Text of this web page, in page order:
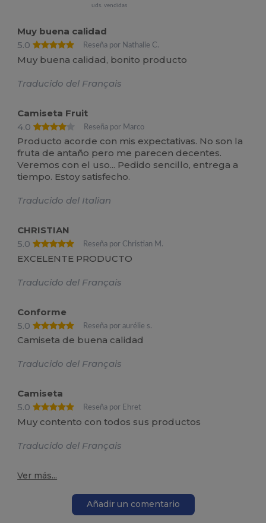
uds. vendidas
Muy buena calidad
5.0
Reseña por Nathalie C.
Muy buena calidad, bonito producto
Traducido del Français
Camiseta Fruit
4.0
Reseña por Marco
Producto acorde con mis expectativas. No son la
fruta de antaño pero me parecen decentes.
Veremos con el uso... Pedido sencillo, entrega a
tiempo. Estoy satisfecho.
Traducido del Italian
CHRISTIAN
5.0
Reseña por Christian M.
EXCELENTE PRODUCTO
Traducido del Français
Conforme
5.0
Reseña por aurélie s.
Camiseta de buena calidad
Traducido del Français
Camiseta
5.0
Reseña por Ehret
Muy contento con todos sus productos
Traducido del Français
Ver más...
Añadir un comentario